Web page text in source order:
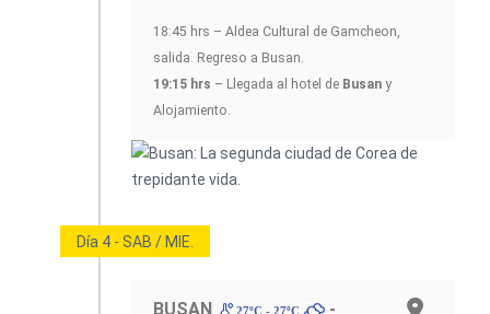
18:45 hrs – Aldea Cultural de Gamcheon,
salida. Regreso a Busan.
19:15 hrs – Llegada al hotel de Busan y
Alojamiento.
Día 4 - SAB / MIE.
BUSAN 27ºC - 27ºC
-